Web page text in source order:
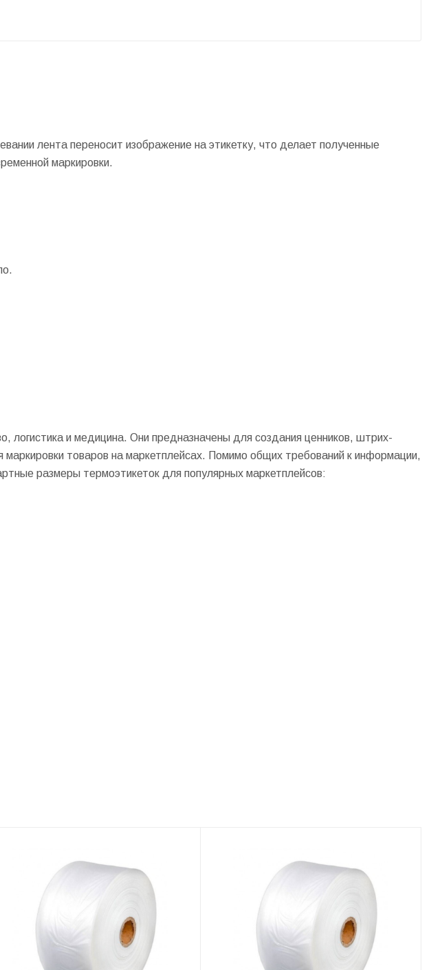
лента переносит изображение на этикетку, что делает полученные
маркировки.
логистика и медицина. Они предназначены для создания ценников, штрих-
товаров на маркетплейсах. Помимо общих требований к информации,
размеры термоэтикеток для популярных маркетплейсов: